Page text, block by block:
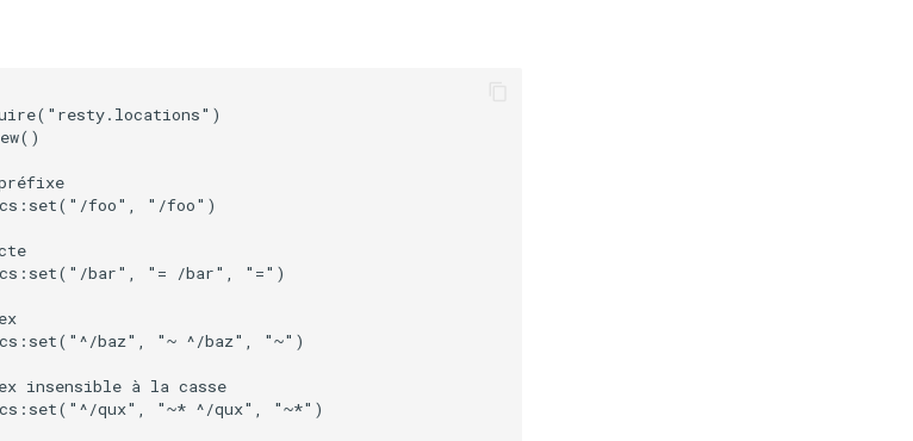
foo", "/foo")
bar", "= /bar", "=")
baz", "~ ^/baz", "~")
insensible à la casse
qux", "~* ^/qux", "~*")